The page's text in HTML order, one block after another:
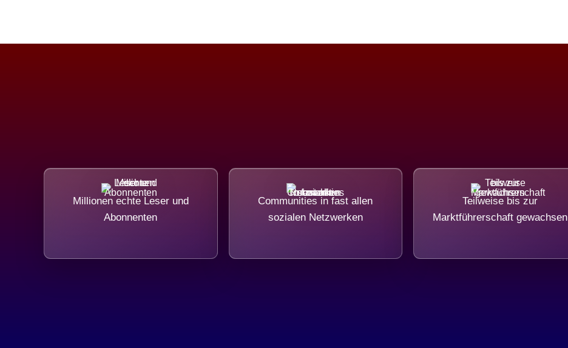
Millionen echte Leser und
Abonnenten
Communities in fast allen
sozialen Netzwerken
Teilweise bis zur
Marktführerschaft gewachsen